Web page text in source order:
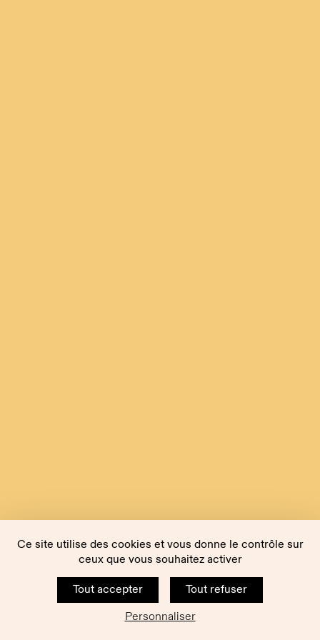
Ce site utilise des cookies et vous donne le contrôle sur
ceux que vous souhaitez activer
Tout accepter
Tout refuser
Personnaliser